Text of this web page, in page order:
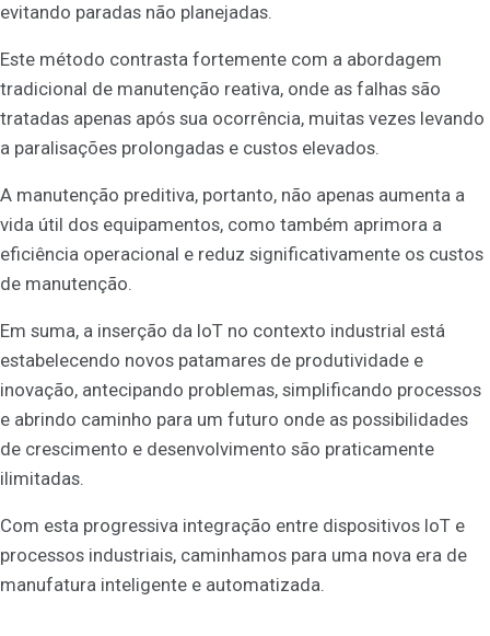
evitando paradas não planejadas.
Este método contrasta fortemente com a abordagem
tradicional de manutenção reativa, onde as falhas são
tratadas apenas após sua ocorrência, muitas vezes levando
a paralisações prolongadas e custos elevados.
A manutenção preditiva, portanto, não apenas aumenta a
vida útil dos equipamentos, como também aprimora a
eficiência operacional e reduz significativamente os custos
de manutenção.
Em suma, a inserção da IoT no contexto industrial está
estabelecendo novos patamares de produtividade e
inovação, antecipando problemas, simplificando processos
e abrindo caminho para um futuro onde as possibilidades
de crescimento e desenvolvimento são praticamente
ilimitadas.
Com esta progressiva integração entre dispositivos IoT e
processos industriais, caminhamos para uma nova era de
manufatura inteligente e automatizada.